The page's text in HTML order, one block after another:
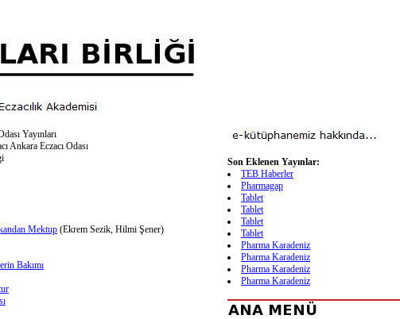
Yayınları
Ankara Eczacı Odası
Mektup (Ekrem Sezik, Hilmi Şener)
Bakımı
Son Eklenen Yayınlar:
TEB Haberler
Pharmagap
Tablet
Tablet
Tablet
Tablet
Pharma Karadeniz
Pharma Karadeniz
Pharma Karadeniz
Pharma Karadeniz